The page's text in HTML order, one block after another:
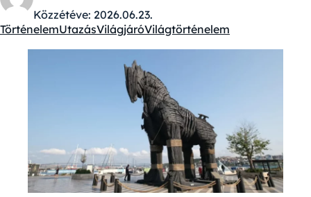
Közzétéve: 2026.06.23.
Kategóriák:
TörténelemUtazásVilágjáróVilágtörténelem